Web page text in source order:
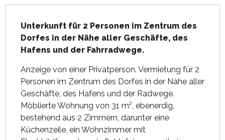
Unterkunft für 2 Personen im Zentrum des
Dorfes in der Nähe aller Geschäfte, des
Hafens und der Fahrradwege.
Anzeige von einer Privatperson. Vermietung für 2
Personen im Zentrum des Dorfes in der Nähe aller
Geschäfte, des Hafens und der Radwege.
Möblierte Wohnung von 31 m², ebenerdig,
bestehend aus 2 Zimmern, darunter eine
Küchenzeile, ein Wohnzimmer mit